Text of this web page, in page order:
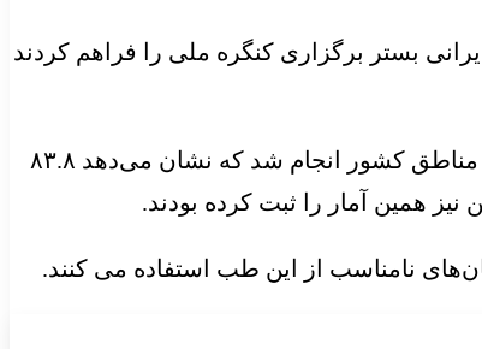
بستر برگزاری کنگره ملی را فراهم کردند
وی افزود: مطالعه‌ای در مرکز آینده پژوهشی دانشگاه علوم پزشکی کرمان با شرکت بیش از ۱۱ هزار نمونه از کلان مناطق کشور انجام شد که نشان می‌دهد ۸۳.۸
همین آمار را ثبت کرده بودند.